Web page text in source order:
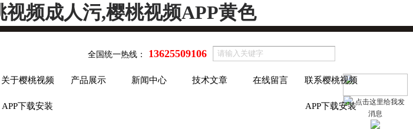
频成人污,樱桃视频APP黄色
全国统一热线： 13625509106
关于樱桃视频
APP下载安装
产品展示 新闻中心 技术文章 在线留言 联系樱桃视频
APP下载安装